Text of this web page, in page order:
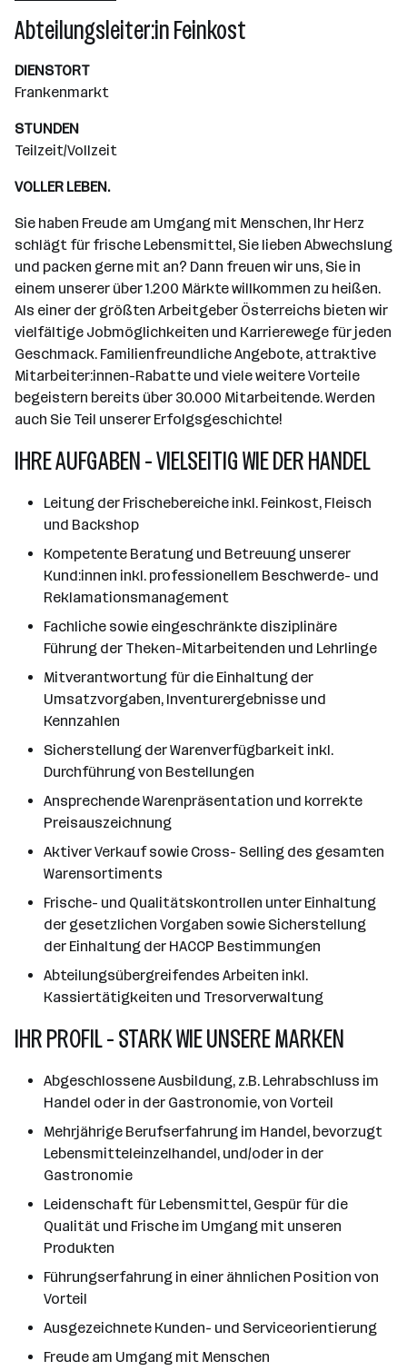
Wiener Neudorf
Abteilungsleiter:in Feinkost
DIENSTORT
Frankenmarkt
STUNDEN
Teilzeit/Vollzeit
VOLLER LEBEN.
Sie haben Freude am Umgang mit Menschen, Ihr Herz
schlägt für frische Lebensmittel, Sie lieben Abwechslung
und packen gerne mit an? Dann freuen wir uns, Sie in
einem unserer über 1.200 Märkte willkommen zu heißen.
Als einer der größten Arbeitgeber Österreichs bieten wir
vielfältige Jobmöglichkeiten und Karrierewege für jeden
Geschmack. Familienfreundliche Angebote, attraktive
Mitarbeiter:innen-Rabatte und viele weitere Vorteile
begeistern bereits über 30.000 Mitarbeitende. Werden
auch Sie Teil unserer Erfolgsgeschichte!
IHRE AUFGABEN - VIELSEITIG WIE DER HANDEL
Leitung der Frischebereiche inkl. Feinkost, Fleisch
und Backshop
Kompetente Beratung und Betreuung unserer
Kund:innen inkl. professionellem Beschwerde- und
Reklamationsmanagement
Fachliche sowie eingeschränkte disziplinäre
Führung der Theken-Mitarbeitenden und Lehrlinge
Mitverantwortung für die Einhaltung der
Umsatzvorgaben, Inventurergebnisse und
Kennzahlen
Sicherstellung der Warenverfügbarkeit inkl.
Durchführung von Bestellungen
Ansprechende Warenpräsentation und korrekte
Preisauszeichnung
Aktiver Verkauf sowie Cross- Selling des gesamten
Warensortiments
Frische- und Qualitätskontrollen unter Einhaltung
der gesetzlichen Vorgaben sowie Sicherstellung
der Einhaltung der HACCP Bestimmungen
Abteilungsübergreifendes Arbeiten inkl.
Kassiertätigkeiten und Tresorverwaltung
IHR PROFIL - STARK WIE UNSERE MARKEN
Abgeschlossene Ausbildung, z.B. Lehrabschluss im
Handel oder in der Gastronomie, von Vorteil
Mehrjährige Berufserfahrung im Handel, bevorzugt
Lebensmitteleinzelhandel, und/oder in der
Gastronomie
Leidenschaft für Lebensmittel, Gespür für die
Qualität und Frische im Umgang mit unseren
Produkten
Führungserfahrung in einer ähnlichen Position von
Vorteil
Ausgezeichnete Kunden- und Serviceorientierung
Freude am Umgang mit Menschen